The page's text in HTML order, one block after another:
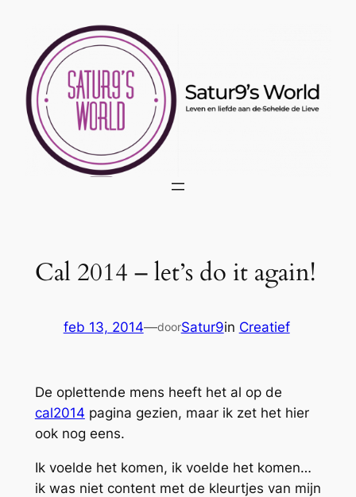
inhoud
Cal 2014 – let’s do it again!
feb 13, 2014—doorSatur9in Creatief
De oplettende mens heeft het al op de
cal2014 pagina gezien, maar ik zet het hier
ook nog eens.
Ik voelde het komen, ik voelde het komen…
ik was niet content met de kleurtjes van mijn